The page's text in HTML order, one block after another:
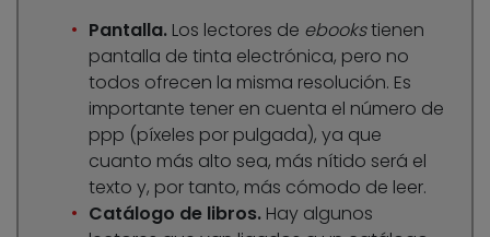
Pantalla. Los lectores de ebookstienen
pantalla de tinta electrónica, pero no
todos ofrecen la misma resolución. Es
importante tener en cuenta el número de
ppp (píxeles por pulgada), ya que
cuanto más alto sea, más nítido será el
texto y, por tanto, más cómodo de leer.
Catálogo de libros. Hay algunos